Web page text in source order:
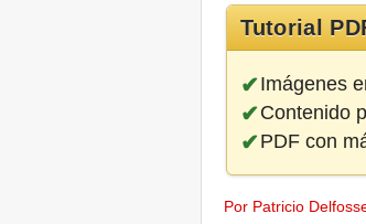
Tutorial
Imágenes
Contenido
PDF con
Por Patricio